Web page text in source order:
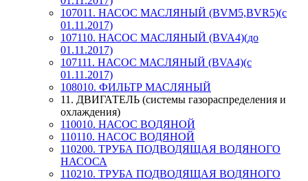
107011. НАСОС МАСЛЯНЫЙ (BVM5,BVR5)(с
01.11.2017)
107110. НАСОС МАСЛЯНЫЙ (BVA4)(до
01.11.2017)
107111. НАСОС МАСЛЯНЫЙ (BVA4)(с
01.11.2017)
108010. ФИЛЬТР МАСЛЯНЫЙ
11. ДВИГАТЕЛЬ (системы газораспределения и
охлаждения)
110010. НАСОС ВОДЯНОЙ
110110. НАСОС ВОДЯНОЙ
110200. ТРУБА ПОДВОДЯЩАЯ ВОДЯНОГО
НАСОСА
110210. ТРУБА ПОДВОДЯЩАЯ ВОДЯНОГО